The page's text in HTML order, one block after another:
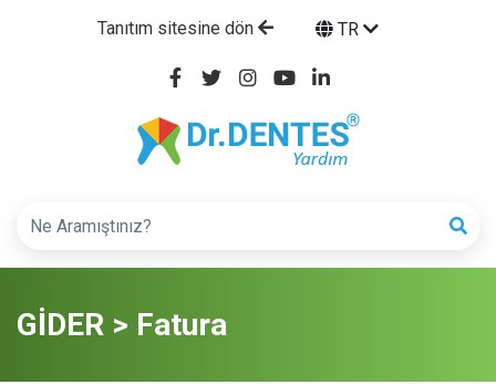
Tanıtım sitesine dön TR
GİDER > Fatura